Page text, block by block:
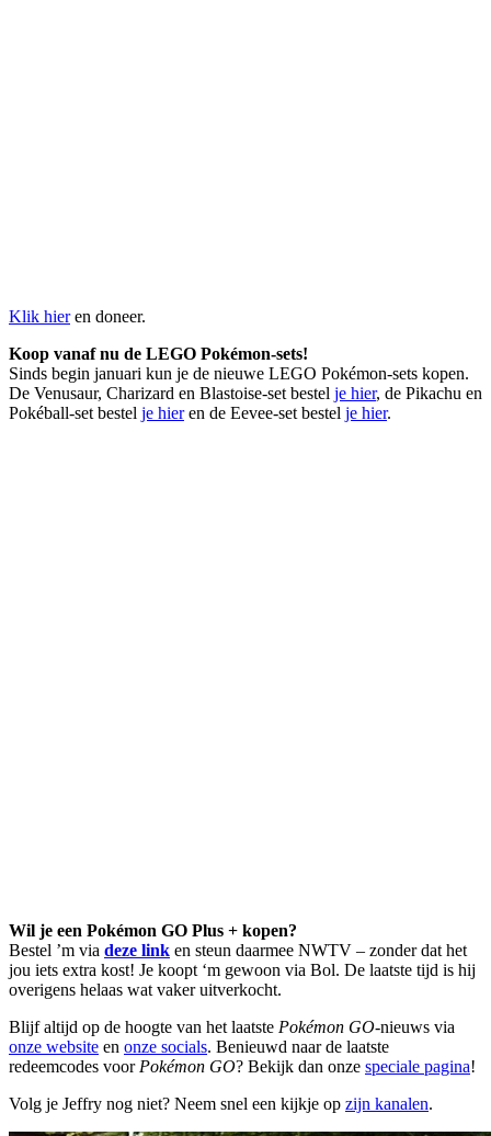
Klik hieren doneer.
Koop vanaf nu de LEGO Pokémon-sets!
Sinds begin januari kun je de nieuwe LEGO Pokémon-sets kopen.
De Venusaur, Charizard en Blastoise-set bestel je hier, de Pikachu en
Pokéball-set bestel je hieren de Eevee-set bestel je hier.
Wil je een Pokémon GO Plus + kopen?
Bestel ’m via deze link en steun daarmee NWTV – zonder dat het
jou iets extra kost! Je koopt ‘m gewoon via Bol. De laatste tijd is hij
overigens helaas wat vaker uitverkocht.
Blijf altijd op de hoogte van het laatste Pokémon GO-nieuws via
onze website en onze socials. Benieuwd naar de laatste
redeemcodes voor Pokémon GO? Bekijk dan onze speciale pagina!
Volg je Jeffry nog niet? Neem snel een kijkje op zijn kanalen.